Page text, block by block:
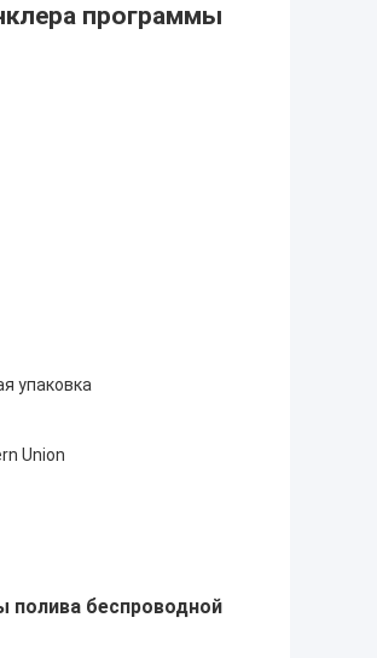
программы
упаковка
Union
полива беспроводной